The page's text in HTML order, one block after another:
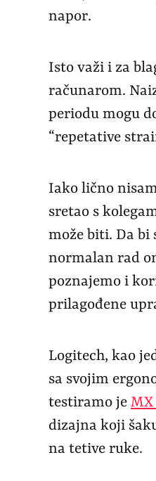
napor.
Isto važi i za
računarom.
periodu mogu
“repetative
Iako lično
sretao s
može biti. Da bi
normalan rad
poznajemo i
prilagođene
Logitech, kao
sa svojim
testiramo je
dizajna koji
na tetive ruke.